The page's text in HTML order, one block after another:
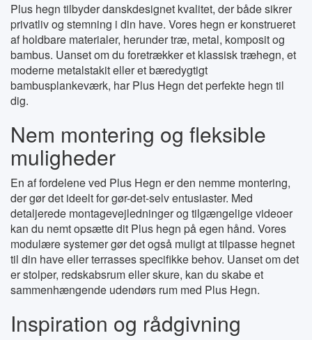
Plus hegn tilbyder danskdesignet kvalitet, der både sikrer
privatliv og stemning i din have. Vores hegn er konstrueret
af holdbare materialer, herunder træ, metal, komposit og
bambus. Uanset om du foretrækker et klassisk træhegn, et
moderne metalstakit eller et bæredygtigt
bambusplankeværk, har Plus Hegn det perfekte hegn til
dig.
Nem montering og fleksible
muligheder
En af fordelene ved Plus Hegn er den nemme montering,
der gør det ideelt for gør-det-selv entusiaster. Med
detaljerede montagevejledninger og tilgængelige videoer
kan du nemt opsætte dit Plus hegn på egen hånd. Vores
modulære systemer gør det også muligt at tilpasse hegnet
til din have eller terrasses specifikke behov. Uanset om det
er stolper, redskabsrum eller skure, kan du skabe et
sammenhængende udendørs rum med Plus Hegn.
Inspiration og rådgivning